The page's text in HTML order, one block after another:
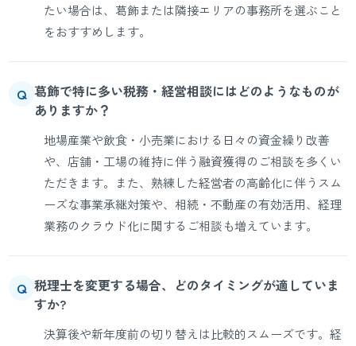
たい場合は、葛飾または隣接エリアの事務所を選ぶこと
をおすすめします。
Q 葛飾で特に多い税務・経営相談にはどのようなものが
ありますか？
地場産業や飲食・小売業における日々の資金繰り改善
や、店舗・工場の維持に伴う融資獲得のご相談を多くい
ただきます。また、熟練した経営者の高齢化に伴うスム
ーズな事業承継対策や、相続・不動産の有効活用、経理
業務のクラウド化に関するご相談も増えています。
Q 税理士を変更する場合、どのタイミングが適していま
すか?
決算後や新年度前の切り替えは比較的スムーズです。経